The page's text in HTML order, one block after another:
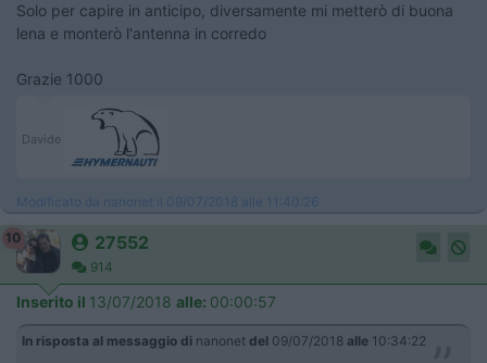
Solo per capire in anticipo, diversamente mi metterò di buona
lena e monterò l'antenna in corredo
Grazie 1000
Davide
Modificato da nanonet il 09/07/2018 alle 11:40:26
10 27552
914
Inserito il 13/07/2018 alle: 00:00:57
In risposta al messaggio di nanonet del 09/07/2018 alle 10:34:22